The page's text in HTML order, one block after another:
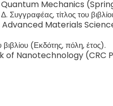
Mechanics
Συγγραφέας, τίτλος του
Advanced Materials
(Εκδότης, πόλη, έτος).
of Nanotechnology (CRC